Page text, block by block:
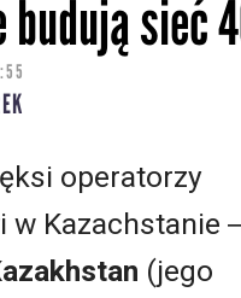
sieć
operatorzy
w Kazachstanie
(jego